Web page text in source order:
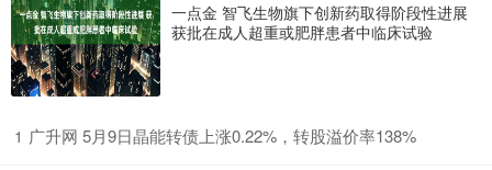
一点金 智飞生物旗下创新药取得阶段性进展
获批在成人超重或肥胖患者中临床试验
1 ​广升网 5月9日晶能转债上涨0.22%，转股溢价率138%